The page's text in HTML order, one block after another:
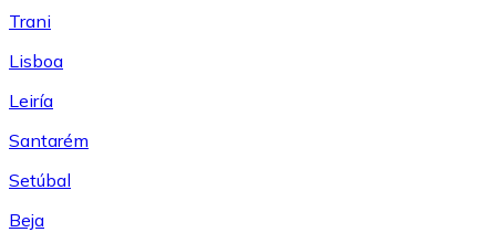
Trani
Lisboa
Leiría
Santarém
Setúbal
Beja